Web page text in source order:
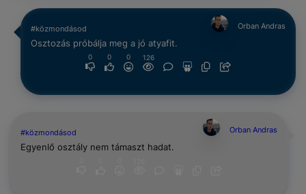
#közmondásod Orban Andras
Osztozás próbálja meg a jó atyafit.
0 0 0 126
#közmondásod Orban Andras
Egyenlő osztály nem támaszt hadat.